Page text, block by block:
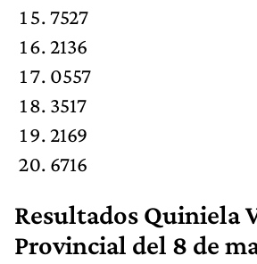
7527
2136
0557
3517
2169
6716
Resultados Quiniela
Provincial del 8 de